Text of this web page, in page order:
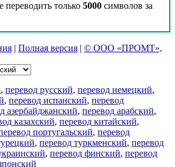
только 5000 символов за
| Полная версия | © ООО «ПРОМТ»,
, перевод русский, перевод немецкий,
, перевод испанский, перевод
азербайджанский, перевод арабский,
казахский, перевод китайский,
португальский, перевод
, перевод туркменский, перевод
, перевод финский, перевод